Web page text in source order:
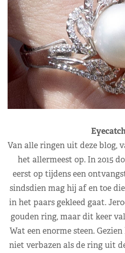
Van alle ringen uit deze blog,
het allermeest op. In 2015
eerst op tijdens een
sindsdien mag hij af en toe
in het paars gekleed gaat.
gouden ring, maar dit keer
Wat een enorme steen.
niet verbazen als de ring uit